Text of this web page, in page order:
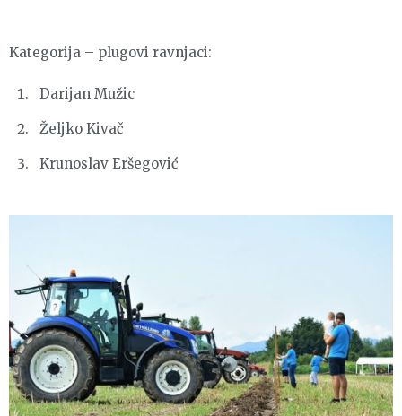
Kategorija – plugovi ravnjaci:
Darijan Mužic
Željko Kivač
Krunoslav Eršegović